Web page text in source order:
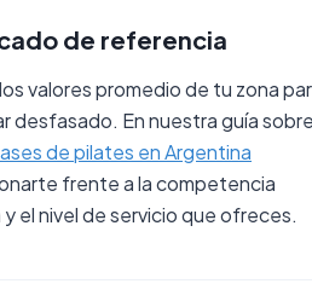
de referencia
valores promedio de tu zona
desfasado. En nuestra guía
de pilates en Argentina
frente a la competencia
el nivel de servicio que ofreces.